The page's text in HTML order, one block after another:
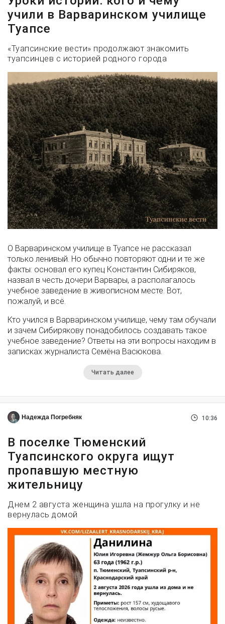
учили в Варваринском училище
Туапсе
«Туапсинские вести» продолжают знакомить
туапсинцев с историей родного города
О Варваринском училище в Туапсе не рассказал
только ленивый. Но обычно повторяют одни и те же
факты: основал его купец Константин Сибиряков,
назвал в честь дочери Варвары, а располагалось
учебное заведение в живописном месте. Вот,
пожалуй, и всё.
Кто учился в Варваринском училище, чему там обучали
и зачем Сибирякову понадобилось создавать такое
учебное заведение? Ответы на эти вопросы находим в
записках журналиста Семёна Васюкова.
Читать далее
Надежда Погребняк 10:36
В поселке Тюменский
Туапсинского округа ищут
пропавшую местную
жительницу
Днем 2 августа женщина ушла на прогулку и не
вернулась домой